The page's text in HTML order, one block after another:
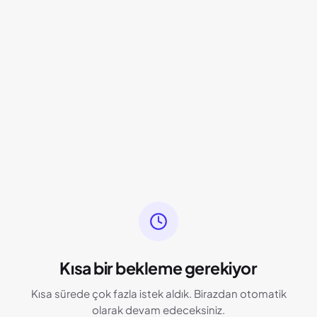
Kısa bir bekleme gerekiyor
Kısa sürede çok fazla istek aldık. Birazdan otomatik
olarak devam edeceksiniz.